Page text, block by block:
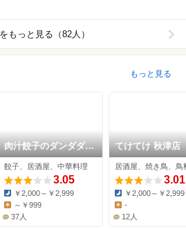
もっと見る（82人）
もっと見る
肉汁餃子のダンダダン
新秋津店
餃子、居酒屋、中華料理
3.05
Dinner:
￥2,000～￥2,999
Lunch:
～￥999
37人
てけてけ 秋津店
居酒屋、焼き鳥、鳥
3.01
Dinner:
￥2,000～￥2,999
Lunch:
-
12人